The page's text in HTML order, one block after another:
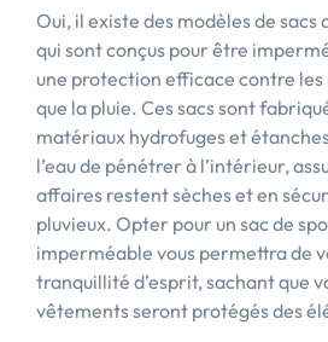
Oui, il existe des modèles de sacs
qui sont conçus pour être
une protection efficace contre
que la pluie. Ces sacs sont
matériaux hydrofuges et
l’eau de pénétrer à l’intérieur,
affaires restent sèches et en
pluvieux. Opter pour un sac de
imperméable vous permettra de
tranquillité d’esprit, sachant que
vêtements seront protégés des